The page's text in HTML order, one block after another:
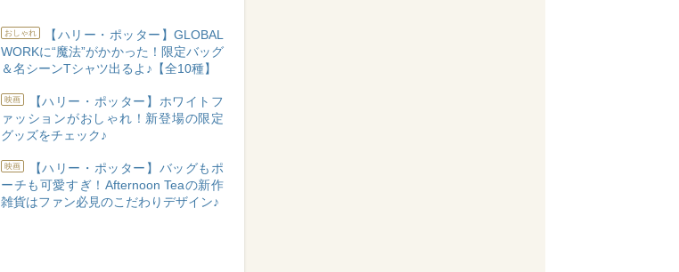
おしゃれ
【ハリー・ポッター】GLOBAL
WORKに“魔法”がかかった！限定バッグ
＆名シーンTシャツ出るよ♪【全10種】
映画
【ハリー・ポッター】ホワイトフ
ァッションがおしゃれ！新登場の限定
グッズをチェック♪
映画
【ハリー・ポッター】バッグもポ
ーチも可愛すぎ！Afternoon Teaの新作
雑貨はファン必見のこだわりデザイン♪